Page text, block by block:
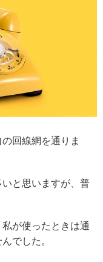
回線網を通りま
と思いますが、普
が使ったときは通
でした。